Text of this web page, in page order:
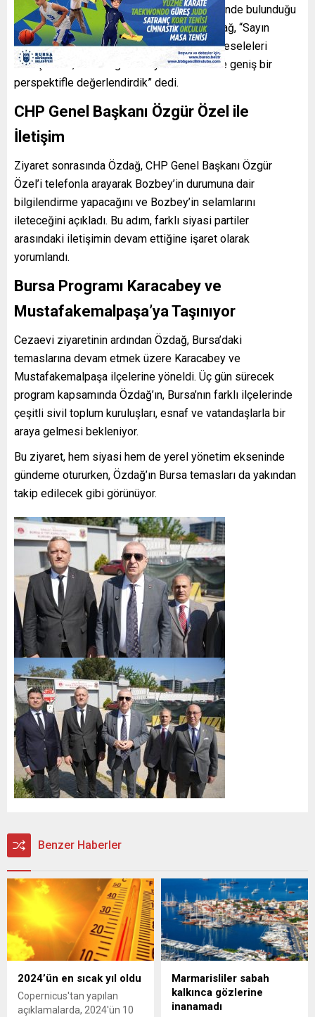
kalmadığını kaydeden Özdağ, Türkiye’nin içinde bulunduğu
siyasi sürecin de ele alındığını belirtti. Özdağ, “Sayın
Bozbey ile görüşmemizde sadece şahsi meseleleri
konuşmadık; ülkenin genel siyasi iklimini de geniş bir
perspektifle değerlendirdik” dedi.
CHP Genel Başkanı Özgür Özel ile
İletişim
Ziyaret sonrasında Özdağ, CHP Genel Başkanı Özgür
Özel’i telefonla arayarak Bozbey’in durumuna dair
bilgilendirme yapacağını ve Bozbey’in selamlarını
ileteceğini açıkladı. Bu adım, farklı siyasi partiler
arasındaki iletişimin devam ettiğine işaret olarak
yorumlandı.
Bursa Programı Karacabey ve
Mustafakemalpaşa’ya Taşınıyor
Cezaevi ziyaretinin ardından Özdağ, Bursa’daki
temaslarına devam etmek üzere Karacabey ve
Mustafakemalpaşa ilçelerine yöneldi. Üç gün sürecek
program kapsamında Özdağ’ın, Bursa’nın farklı ilçelerinde
çeşitli sivil toplum kuruluşları, esnaf ve vatandaşlarla bir
araya gelmesi bekleniyor.
Bu ziyaret, hem siyasi hem de yerel yönetim ekseninde
gündeme otururken, Özdağ’ın Bursa temasları da yakından
takip edilecek gibi görünüyor.
Benzer Haberler
2024’ün en sıcak yıl oldu
Copernicus'tan yapılan
açıklamalarda, 2024'ün 10
Marmarisliler sabah
kalkınca gözlerine
inanamadı